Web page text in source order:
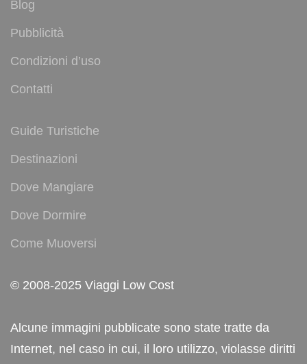
Blog
Pubblicità
Condizioni d’uso
Contatti
Guide Turistiche
Destinazioni
Dove Mangiare
Dove Dormire
Come Muoversi
© 2008-2025 Viaggi Low Cost
Alcune immagini pubblicate sono state tratte da
Internet, nel caso in cui, il loro utilizzo, violasse diritti